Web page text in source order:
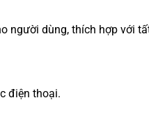
người dùng, thích hợp với
điện thoại.